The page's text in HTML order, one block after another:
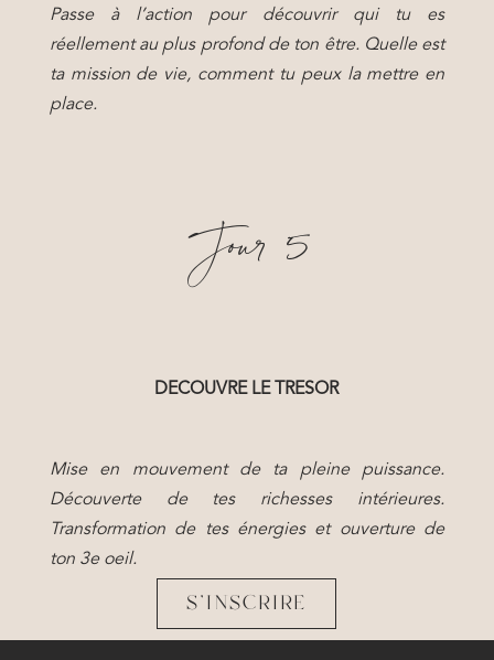
Passe à l’action pour découvrir qui tu es
réellement au plus profond de ton être. Quelle est
ta mission de vie, comment tu peux la mettre en
place.
Jour 5
DECOUVRE LE TRESOR
Mise en mouvement de ta pleine puissance.
Découverte de tes richesses intérieures.
Transformation de tes énergies et ouverture de
ton 3e oeil.
S'INSCRIRE